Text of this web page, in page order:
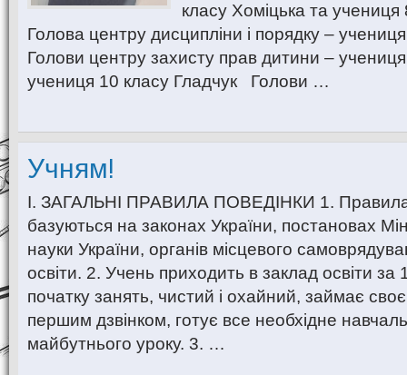
класу Хоміцька та
Голова центру дисципліни і порядку –
Голови центру захисту прав дитини –
учениця 10 класу Гладчук Голови …
Учням!
І. ЗАГАЛЬНІ ПРАВИЛА ПОВЕДІНКИ 1. Правила
базуються на законах України, постановах
науки України, органів місцевого
освіти. 2. Учень приходить в заклад освіти
початку занять, чистий і охайний, займає
першим дзвінком, готує все необхідне
майбутнього уроку. 3. …